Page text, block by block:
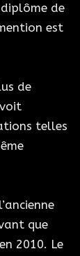
de
est
de
telles
que
2010. Le